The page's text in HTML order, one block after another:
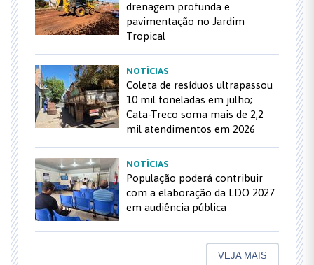
drenagem profunda e
pavimentação no Jardim
Tropical
NOTÍCIAS
Coleta de resíduos ultrapassou
10 mil toneladas em julho;
Cata-Treco soma mais de 2,2
mil atendimentos em 2026
NOTÍCIAS
População poderá contribuir
com a elaboração da LDO 2027
em audiência pública
VEJA MAIS